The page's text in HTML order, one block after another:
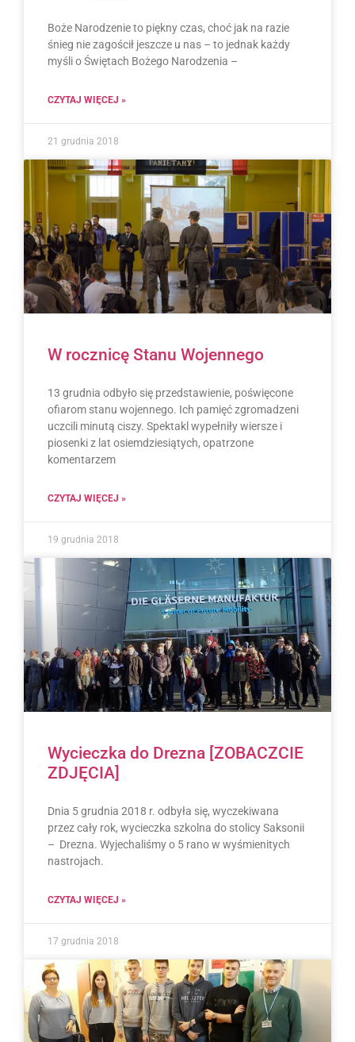
Boże Narodzenie to piękny czas, choć jak na razie
śnieg nie zagościł jeszcze u nas – to jednak każdy
myśli o Świętach Bożego Narodzenia –
CZYTAJ WIĘCEJ »
21 grudnia 2018
W rocznicę Stanu Wojennego
13 grudnia odbyło się przedstawienie, poświęcone
ofiarom stanu wojennego. Ich pamięć zgromadzeni
uczcili minutą ciszy. Spektakl wypełniły wiersze i
piosenki z lat osiemdziesiątych, opatrzone
komentarzem
CZYTAJ WIĘCEJ »
19 grudnia 2018
Wycieczka do Drezna [ZOBACZCIE
ZDJĘCIA]
Dnia 5 grudnia 2018 r. odbyła się, wyczekiwana
przez cały rok, wycieczka szkolna do stolicy Saksonii
– Drezna. Wyjechaliśmy o 5 rano w wyśmienitych
nastrojach.
CZYTAJ WIĘCEJ »
17 grudnia 2018